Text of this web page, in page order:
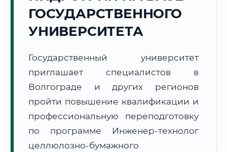
Тел. код:
+7 (8442)
🗺️ Зона обслуживания: г. Волгоград
ГОСУДАРСТВЕННОГО
УНИВЕРСИТЕТА
Государственный университет
приглашает специалистов в
Волгограде и других регионов
пройти повышение квалификации и
профессиональную переподготовку
по программе Инженер-технолог
целлюлозно-бумажного